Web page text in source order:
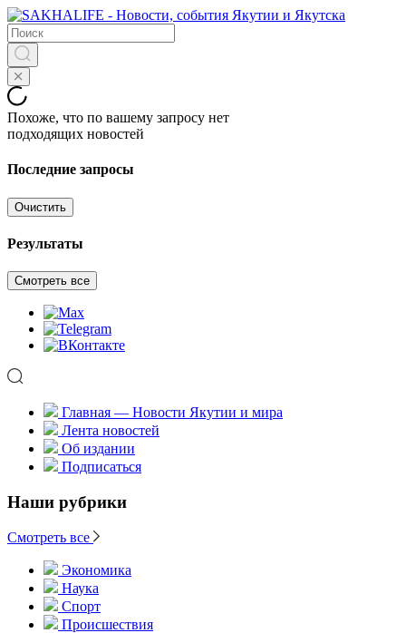
Похоже, что по вашему запросу нет
подходящих новостей
Последние запросы
Очистить
Результаты
Смотреть все
Главная — Новости Якутии и мира
Лента новостей
Об издании
Подписаться
Наши рубрики
Смотреть все
Экономика
Наука
Спорт
Происшествия